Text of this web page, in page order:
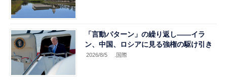
「言動パターン」の繰り返し――イラ
ン、中国、ロシアに見る強権の駆け引き
2026/8/5 .国際